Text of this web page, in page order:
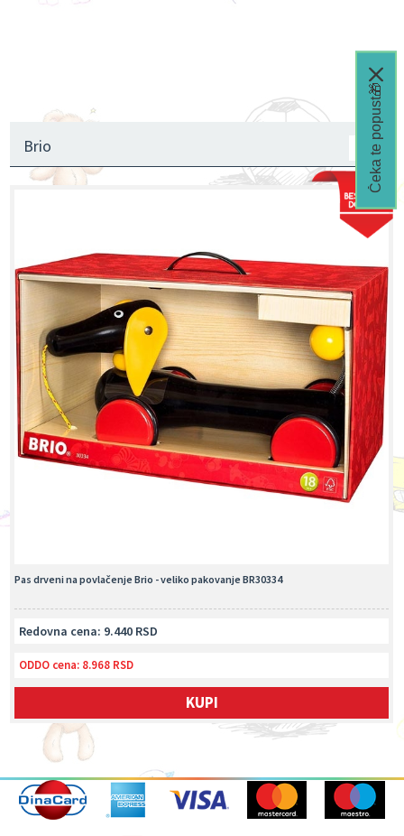
Traktori, Kamioni, Građevinske mašine
Brio
Pas drveni na povlačenje Brio - veliko pakovanje BR30334
Redovna cena: 9.440 RSD
ODDO cena: 8.968 RSD
KUPI
Čeka te popust🎁